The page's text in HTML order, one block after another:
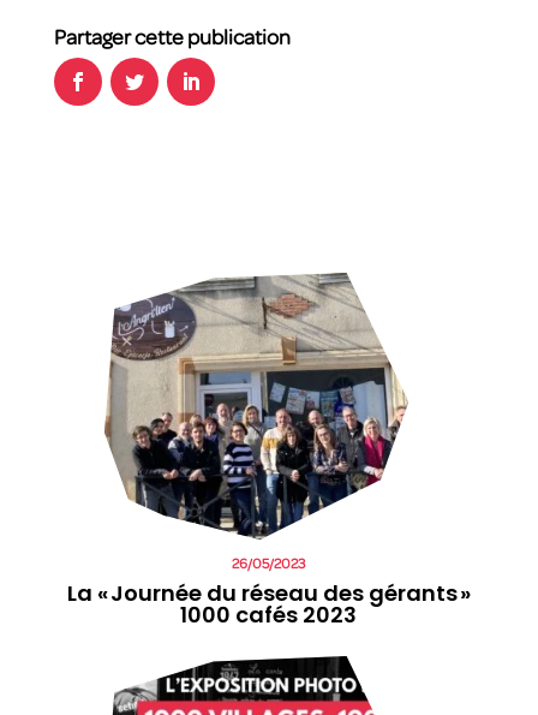
La « Journée du réseau des gérants »
1000 cafés 2023
26/05/2023